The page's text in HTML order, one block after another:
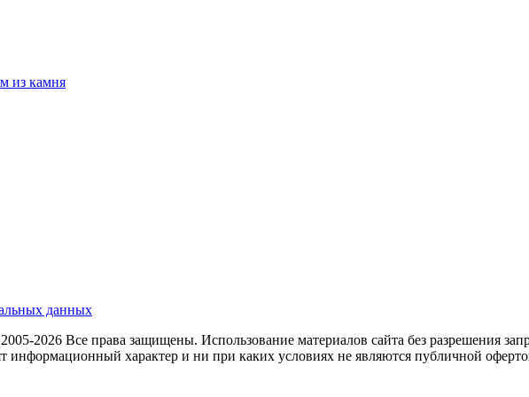
из камня
данных
2026 Все права защищены. Использование материалов сайта без разрешения
информационный характер и ни при каких условиях не являются публичной